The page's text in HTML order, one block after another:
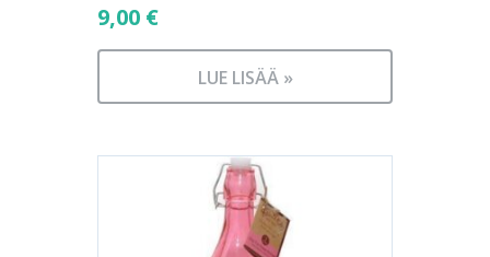
9,00 €
LUE LISÄÄ »